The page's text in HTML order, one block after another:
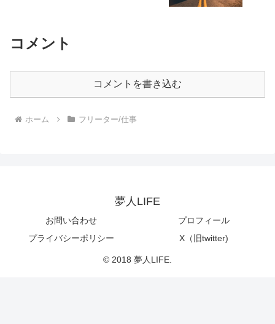
コメント
コメントを書き込む
ホーム フリーター/仕事
夢人LIFE
お問い合わせ
プロフィール
プライバシーポリシー
X（旧twitter)
© 2018 夢人LIFE.